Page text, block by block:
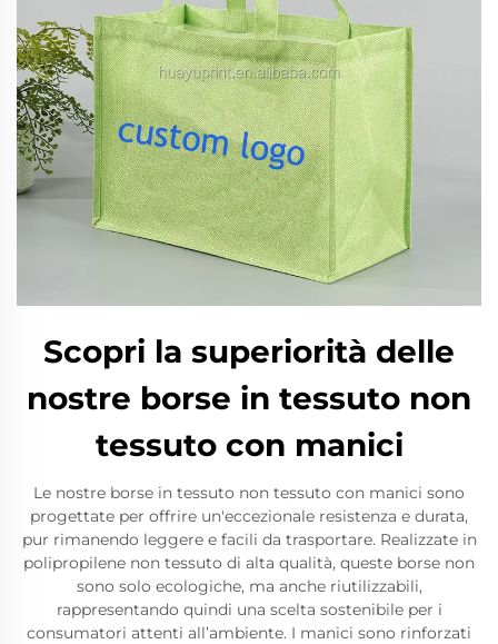
Scopri la superiorità delle
nostre borse in tessuto non
tessuto con manici
Le nostre borse in tessuto non tessuto con manici sono
progettate per offrire un'eccezionale resistenza e durata,
pur rimanendo leggere e facili da trasportare. Realizzate in
polipropilene non tessuto di alta qualità, queste borse non
sono solo ecologiche, ma anche riutilizzabili,
rappresentando quindi una scelta sostenibile per i
consumatori attenti all’ambiente. I manici sono rinforzati